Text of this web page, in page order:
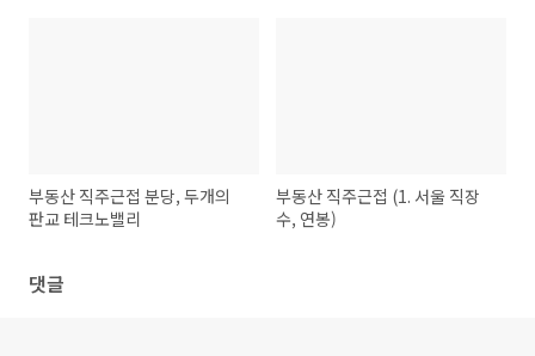
부동산 직주근접 분당, 두개의
판교 테크노밸리
부동산 직주근접 (1. 서울 직장
수, 연봉)
댓글